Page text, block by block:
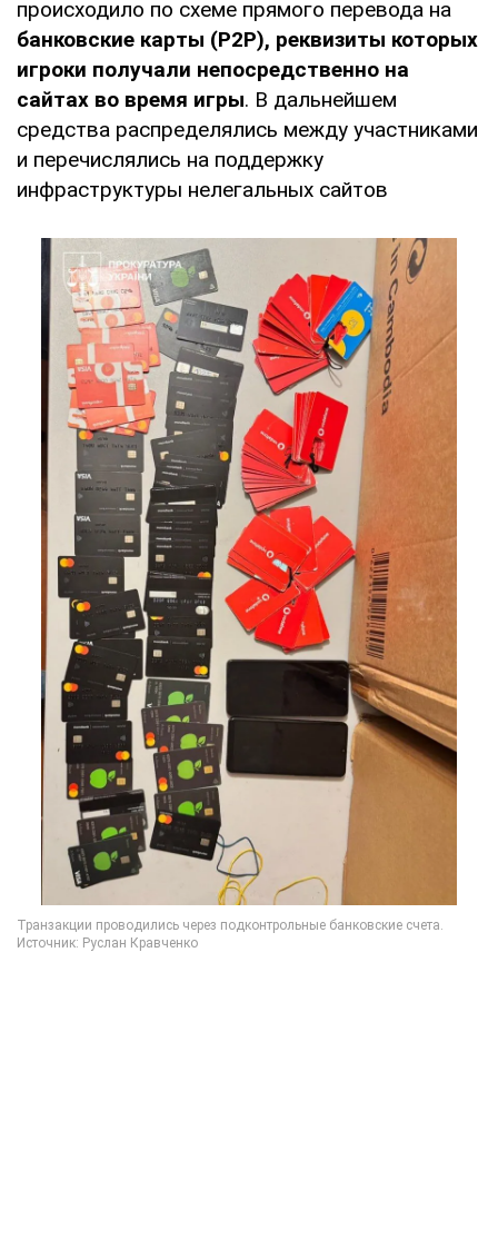
происходило по схеме прямого перевода на
банковские карты (P2P), реквизиты которых
игроки получали непосредственно на
сайтах во время игры. В дальнейшем
средства распределялись между участниками
и перечислялись на поддержку
инфраструктуры нелегальных сайтов